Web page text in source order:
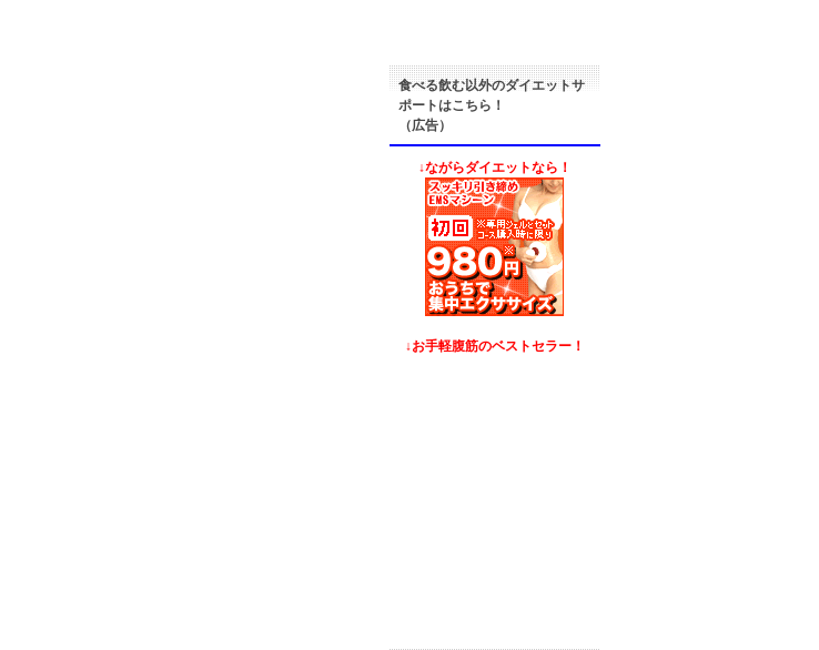
食べる飲む以外のダイエットサ
ポートはこちら！
（広告）
↓ながらダイエットなら！
↓お手軽腹筋のベストセラー！